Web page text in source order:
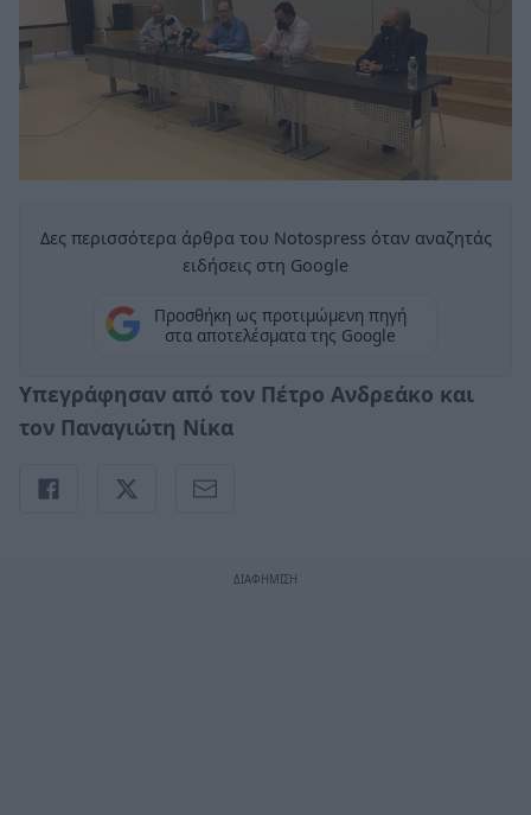
Δες περισσότερα άρθρα του Notospress όταν αναζητάς
ειδήσεις στη Google
Προσθήκη ως προτιμώμενη πηγή
στα αποτελέσματα της Google
Υπεγράφησαν από τον Πέτρο Ανδρεάκο και
τον Παναγιώτη Νίκα